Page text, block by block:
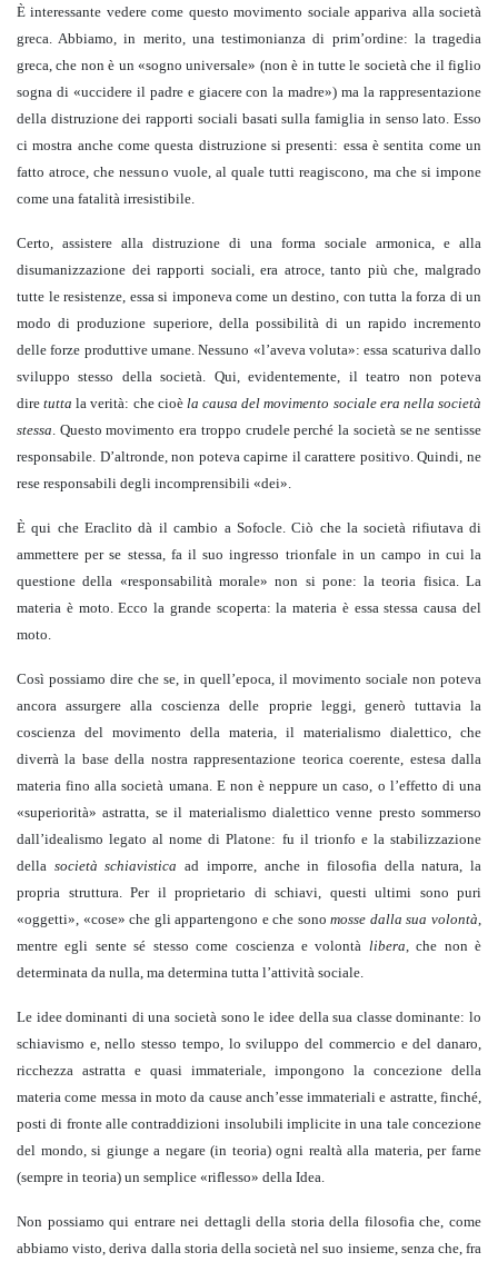
È interessante vedere come questo movimento sociale appariva alla società
greca. Abbiamo, in merito, una testimonianza di prim’ordine: la tragedia
greca, che non è un «sogno universale» (non è in tutte le società che il figlio
sogna di «uccidere il padre e giacere con la madre») ma la rappresentazione
della distruzione dei rapporti sociali basati sulla famiglia in senso lato. Esso
ci mostra anche come questa distruzione si presenti: essa è sentita come un
fatto atroce, che nessuno vuole, al quale tutti reagiscono, ma che si impone
come una fatalità irresistibile.
Certo, assistere alla distruzione di una forma sociale armonica, e alla
disumanizzazione dei rapporti sociali, era atroce, tanto più che, malgrado
tutte le resistenze, essa si imponeva come un destino, con tutta la forza di un
modo di produzione superiore, della possibilità di un rapido incremento
delle forze produttive umane. Nessuno «l’aveva voluta»: essa scaturiva dallo
sviluppo stesso della società. Qui, evidentemente, il teatro non poteva
diretuttala verità: che cioè la causa del movimento sociale era nella società
stessa. Questo movimento era troppo crudele perché la società se ne sentisse
responsabile. D’altronde, non poteva capirne il carattere positivo. Quindi, ne
rese responsabili degli incomprensibili «dei».
È qui che Eraclito dà il cambio a Sofocle. Ciò che la società rifiutava di
ammettere per se stessa, fa il suo ingresso trionfale in un campo in cui la
questione della «responsabilità morale» non si pone: la teoria fisica. La
materia è moto. Ecco la grande scoperta: la materia è essa stessa causa del
moto.
Così possiamo dire che se, in quell’epoca, il movimento sociale non poteva
ancora assurgere alla coscienza delle proprie leggi, generò tuttavia la
coscienza del movimento della materia, il materialismo dialettico, che
diverrà la base della nostra rappresentazione teorica coerente, estesa dalla
materia fino alla società umana. E non è neppure un caso, o l’effetto di una
«superiorità» astratta, se il materialismo dialettico venne presto sommerso
dall’idealismo legato al nome di Platone: fu il trionfo e la stabilizzazione
della società schiavisticaad imporre, anche in filosofia della natura, la
propria struttura. Per il proprietario di schiavi, questi ultimi sono puri
«oggetti», «cose» che gli appartengono e che sonomosse dalla sua volontà,
mentre egli sente sé stesso come coscienza e volontà libera, che non è
determinata da nulla, ma determina tutta l’attività sociale.
Le idee dominanti di una società sono le idee della sua classe dominante: lo
schiavismo e, nello stesso tempo, lo sviluppo del commercio e del danaro,
ricchezza astratta e quasi immateriale, impongono la concezione della
materia come messa in moto da cause anch’esse immateriali e astratte, finché,
posti di fronte alle contraddizioni insolubili implicite in una tale concezione
del mondo, si giunge a negare (in teoria) ogni realtà alla materia, per farne
(sempre in teoria) un semplice «riflesso» della Idea.
Non possiamo qui entrare nei dettagli della storia della filosofia che, come
abbiamo visto, deriva dalla storia della società nel suo insieme, senza che, fra